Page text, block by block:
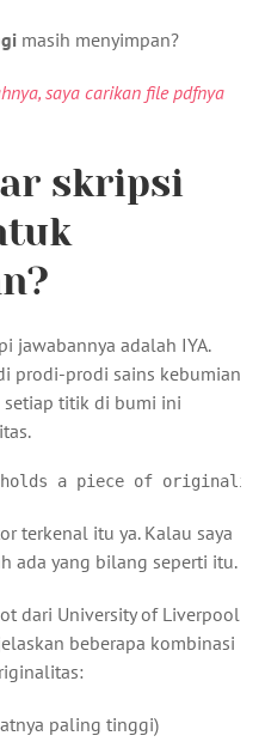
masih menyimpan?
saya carikan file pdfnya
skripsi
jawabannya adalah IYA.
prodi-prodi sains kebumian
setiap titik di bumi ini
terkenal itu ya. Kalau saya
ada yang bilang seperti itu.
dari University of Liverpool
beberapa kombinasi
paling tinggi)